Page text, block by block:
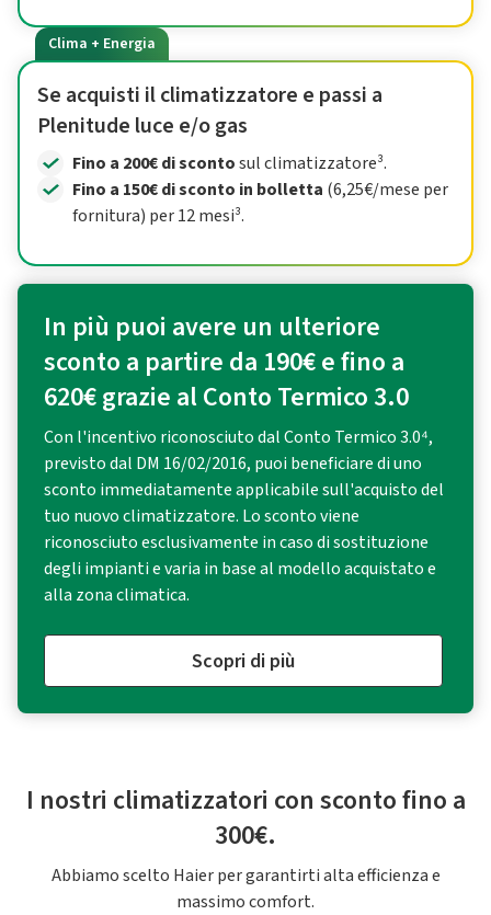
Clima + Energia
Se acquisti il climatizzatore e passi a
Plenitude luce e/o gas
Fino a 200€ di scontosul climatizzatore³.
Fino a 150€ di sconto in bolletta (6,25€/mese per
fornitura) per 12 mesi³.
In più puoi avere un ulteriore
sconto a partire da 190€ e fino a
620€ grazie al Conto Termico 3.0
Con l'incentivo riconosciuto dal Conto Termico 3.0⁴,
previsto dal DM 16/02/2016, puoi beneficiare di uno
sconto immediatamente applicabile sull'acquisto del
tuo nuovo climatizzatore. Lo sconto viene
riconosciuto esclusivamente in caso di sostituzione
degli impianti e varia in base al modello acquistato e
alla zona climatica.
Scopri di più
I nostri climatizzatori con sconto fino a
300€.
Abbiamo scelto Haier per garantirti alta efficienza e
massimo comfort.